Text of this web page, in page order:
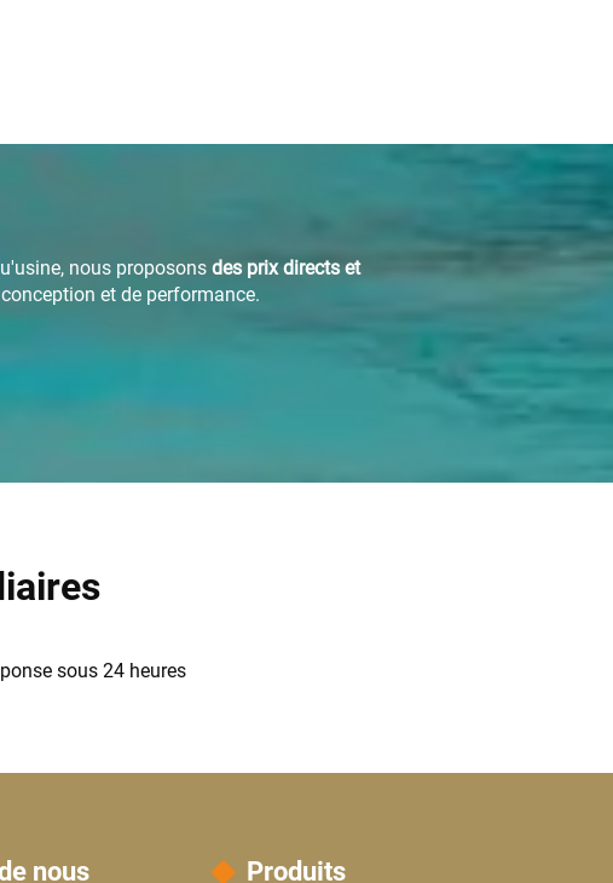
nous proposons des prix directs et
et de performance.
sous 24 heures
nous Produits